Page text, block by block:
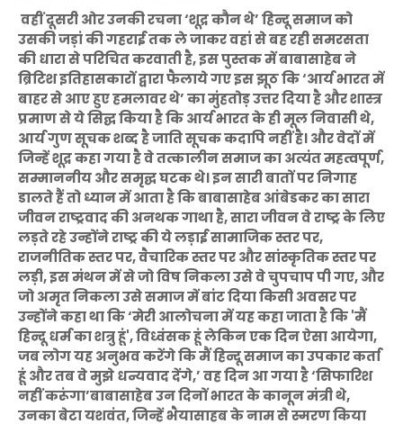
वहीं दूसरी ओर उनकी रचना ‘शूद्र कौन थे’ हिन्दू समाज को
उसकी जड़ां की गहराई तक ले जाकर वहां से बह रही समरसता
की धारा से परिचित करवाती है, इस पुस्तक में बाबासाहेब ने
ब्रिटिश इतिहासकारों द्वारा फैलाये गए इस झूठ कि ‘आर्य भारत में
बाहर से आए हुए हमलावर थे’ का मुंहतोड़ उत्तर दिया है और शास्त्र
प्रमाण से ये सिद्घ किया है कि आर्य भारत के ही मूल निवासी थे,
आर्य गुण सूचक शब्द है जाति सूचक कदापि नहीं है। और वेदों में
जिन्हें शूद्र कहा गया है वे तत्कालीन समाज का अत्यंत महत्वपूर्ण,
सम्माननीय और समृद्घ घटक थे। इन सारी बातों पर निगाह
डालते हैं तो ध्यान में आता है कि बाबासाहेब आंबेडकर का सारा
जीवन राष्ट्रवाद की अनथक गाथा है, सारा जीवन वे राष्ट्र के लिए
लड़ते रहे उन्होंने राष्ट्र की ये लड़ाई सामाजिक स्तर पर,
राजनीतिक स्तर पर, वैचारिक स्तर पर और सांस्कृतिक स्तर पर
लड़ी, इस मंथन में से जो विष निकला उसे वे चुपचाप पी गए, और
जो अमृत निकला उसे समाज में बांट दिया किसी अवसर पर
उन्होंने कहा था कि ‘मेरी आलोचना में यह कहा जाता है कि 'मैं
हिन्दू धर्म का शत्रु हूं', विध्वंसक हूं लेकिन एक दिन ऐसा आयेगा,
जब लोग यह अनुभव करेंगे कि मैं हिन्दू समाज का उपकारकर्ता
हूं और तब वे मुझे धन्यवाद देंगे,’ वह दिन आ गया है ‘सिफारिश
नहीं करूंगा’बाबासाहेब उन दिनों भारत के कानून मंत्री थे,
उनका बेटा यशवंत, जिन्हें भैयासाहब के नाम से स्मरण किया